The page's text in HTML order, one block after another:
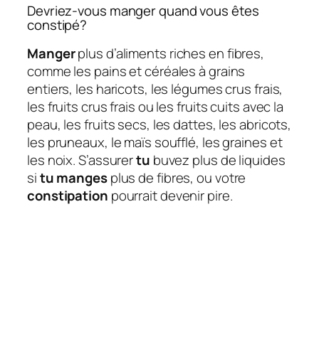
Devriez-vous manger quand vous êtes
constipé?
Mangerplus d’aliments riches en fibres,
comme les pains et céréales à grains
entiers, les haricots, les légumes crus frais,
les fruits crus frais ou les fruits cuits avec la
peau, les fruits secs, les dattes, les abricots,
les pruneaux, le maïs soufflé, les graines et
les noix. S’assurertu buvez plus de liquides
situ mangesplus de fibres, ou votre
constipation pourrait devenir pire.